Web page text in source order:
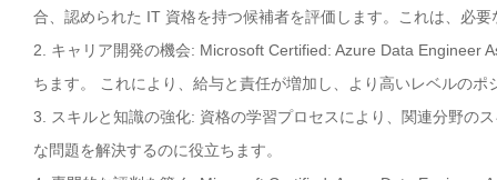
合、認められた IT 資格を持つ候補者を評価します。これは、必
2. キャリア開発の機会: Microsoft Certified: Azure Data Engineer
ちます。 これにより、給与と責任が増加し、より高いレベルの
3. スキルと知識の強化: 資格の学習プロセスにより、関連分野の
な問題を解決するのに役立ちます。